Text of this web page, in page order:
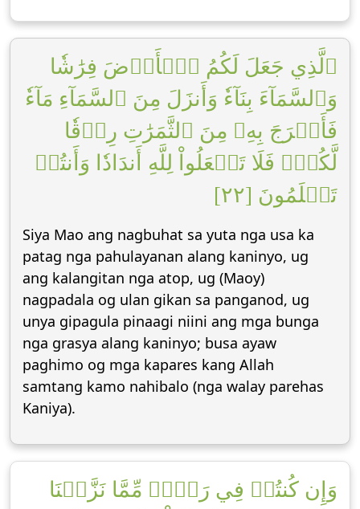
ٱلَّذِي جَعَلَ لَكُمُ ٱلۡأَرۡضَ فِرَٰشٗا
وَٱلسَّمَآءَ بِنَآءٗ وَأَنزَلَ مِنَ ٱلسَّمَآءِ مَآءٗ
فَأَخۡرَجَ بِهِۦ مِنَ ٱلثَّمَرَٰتِ رِزۡقٗا
لَّكُمۡۖ فَلَا تَجۡعَلُواْ لِلَّهِ أَندَادٗا وَأَنتُمۡ
تَعۡلَمُونَ [٢٢]
Siya Mao ang nagbuhat sa yuta nga usa ka
patag nga pahulayanan alang kaninyo, ug
ang kalangitan nga atop, ug (Maoy)
nagpadala og ulan gikan sa panganod, ug
unya gipagula pinaagi niini ang mga bunga
nga grasya alang kaninyo; busa ayaw
paghimo og mga kapares kang Allah
samtang kamo nahibalo (nga walay parehas
Kaniya).
وَإِن كُنتُمۡ فِي رَيۡبٖ مِّمَّا نَزَّلۡنَا